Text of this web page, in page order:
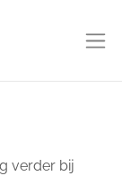
verder bij